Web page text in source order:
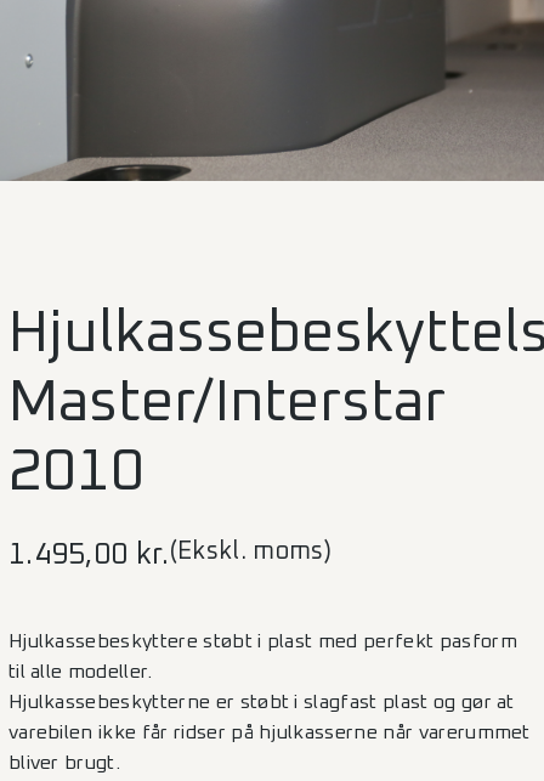
Master/Interstar
2010
1.495,00 kr. (Ekskl. moms)
Hjulkassebeskyttere støbt i plast med perfekt pasform
til alle modeller.
Hjulkassebeskytterne er støbt i slagfast plast og gør at
varebilen ikke får ridser på hjulkasserne når varerummet
bliver brugt.